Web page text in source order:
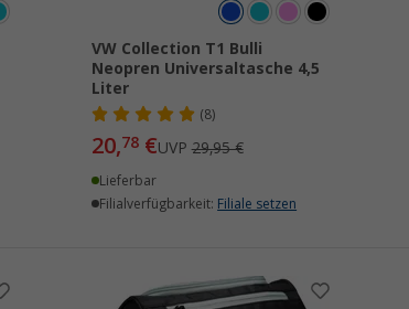
VW Collection T1 Bulli
Neopren Universaltasche 4,5
Liter
(8)
20,78€UVP29,95 €
Lieferbar
Filialverfügbarkeit: Filiale setzen